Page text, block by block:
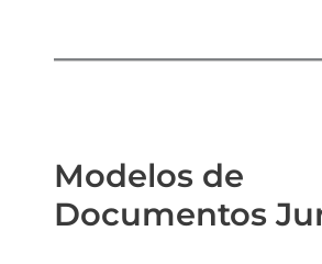
Modelos de
Documentos